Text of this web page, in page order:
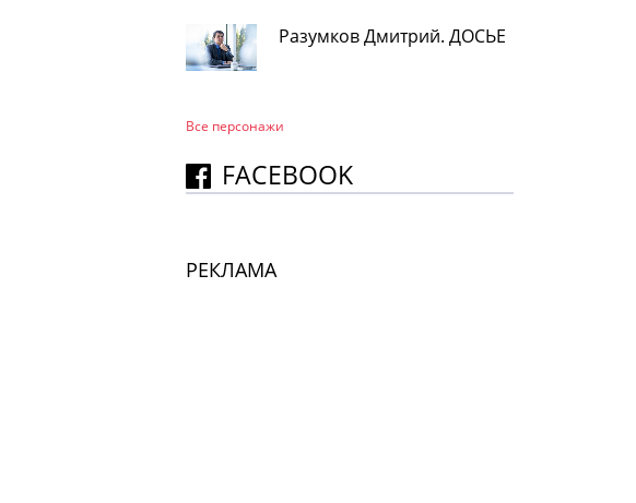
Разумков Дмитрий. ДОСЬЕ
Все персонажи
FACEBOOK
РЕКЛАМА